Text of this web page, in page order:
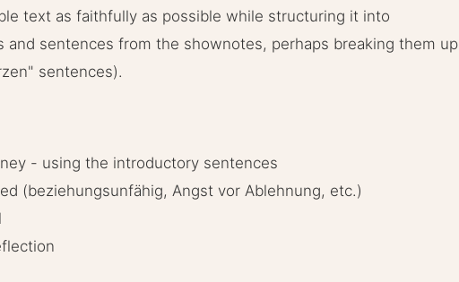
text as faithfully as possible while structuring it into
and sentences from the shownotes, perhaps breaking them up
sentences).
- using the introductory sentences
(beziehungsunfähig, Angst vor Ablehnung, etc.)